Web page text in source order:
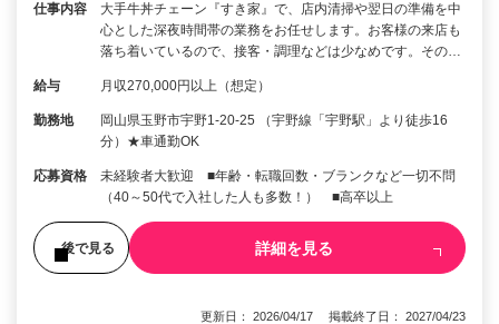
仕事内容
大手牛丼チェーン『すき家』で、店内清掃や翌日の準備を中
心とした深夜時間帯の業務をお任せします。お客様の来店も
落ち着いているので、接客・調理などは少なめです。その…
給与 月収270,000円以上（想定）
勤務地
岡山県玉野市宇野1-20-25 （宇野線「宇野駅」より徒歩16
分）★車通勤OK
応募資格
未経験者大歓迎 ■年齢・転職回数・ブランクなど一切不問
（40～50代で入社した人も多数！） ■高卒以上
後で見る 詳細を見る
更新日： 2026/04/17 掲載終了日： 2027/04/23